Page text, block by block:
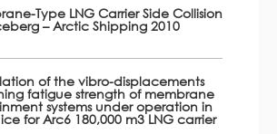
Type LNG Carrier Side Collision
– Arctic Shipping 2010
of the vibro-displacements
fatigue strength of membrane
systems under operation in
for Arc6 180,000 m3 LNG carrier